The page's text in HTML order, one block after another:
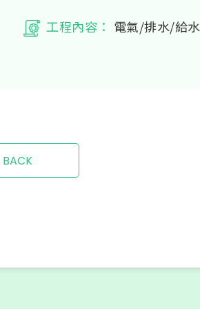
工程內容： 電氣/排水/給
BACK